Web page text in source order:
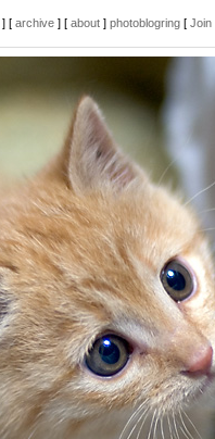
] [archive ] [about ]photoblogring [Join